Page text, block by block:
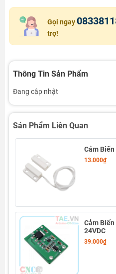
Gọi ngay
trợ!
Thông Tin Sản Phẩm
Đang cập nhật
Sản Phẩm Liên Quan
Cảm
13.000₫
Cảm
24VDC
39.000₫